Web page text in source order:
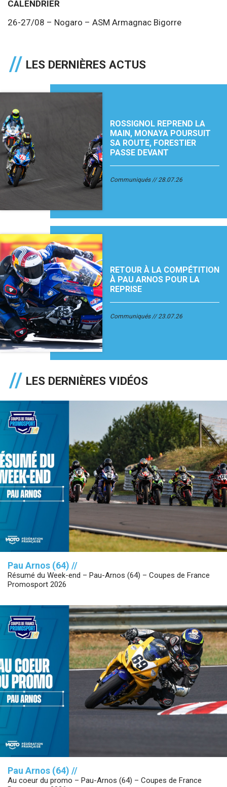
CALENDRIER
26-27/08 – Nogaro – ASM Armagnac Bigorre
LES DERNIÈRES ACTUS
ROSSIGNOL REPREND LA
MAIN, MONAYA POURSUIT
SA ROUTE, FORESTIER
PASSE DEVANT
Communiqués 28.07.26
RETOUR À LA COMPÉTITION
À PAU ARNOS POUR LA
REPRISE
Communiqués 23.07.26
LES DERNIÈRES VIDÉOS
Pau Arnos (64) //
Résumé du Week-end – Pau-Arnos (64) – Coupes de France
Promosport 2026
Pau Arnos (64) //
Au coeur du promo – Pau-Arnos (64) – Coupes de France